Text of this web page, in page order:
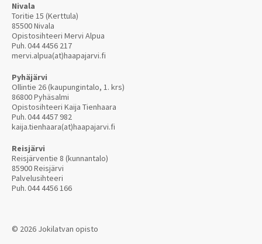
Nivala
Toritie 15 (Kerttula)
85500 Nivala
Opistosihteeri Mervi Alpua
Puh.044 4456 217
mervi.alpua(at)haapajarvi.fi
Pyhäjärvi
Ollintie 26 (kaupungintalo, 1. krs)
86800 Pyhäsalmi
Opistosihteeri Kaija Tienhaara
Puh.044 4457 982
kaija.tienhaara(at)haapajarvi.fi
Reisjärvi
Reisjärventie 8 (kunnantalo)
85900 Reisjärvi
Palvelusihteeri
Puh.044 4456 166
© 2026 Jokilatvan opisto